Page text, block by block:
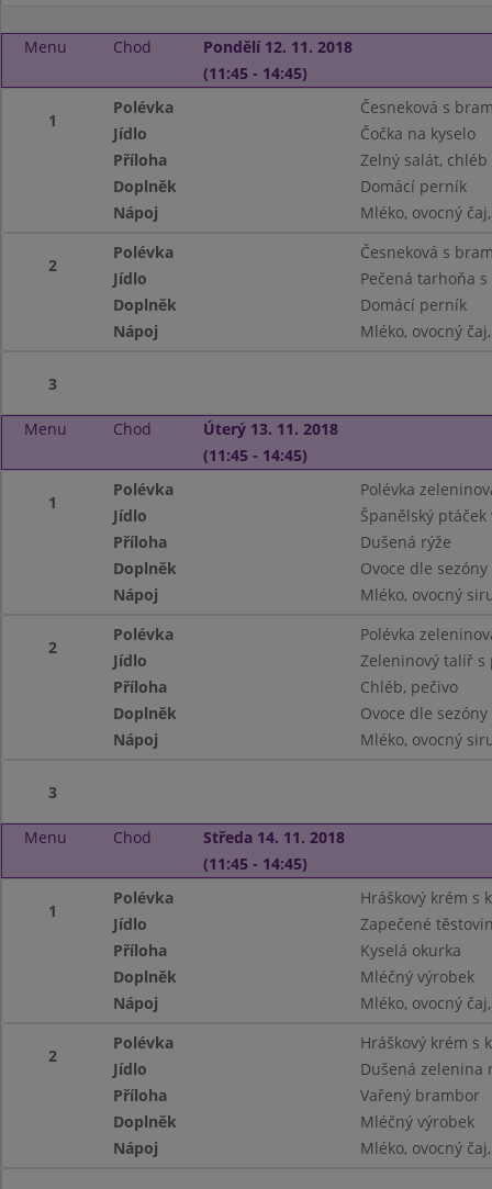
Menu Chod
Pondělí 12. 11. 2018
(11:45 - 14:45)
1
Polévka
Česneková s
Jídlo
Čočka na kyselo
Příloha
Zelný salát, chléb
Doplněk
Domácí perník
Nápoj
Mléko, ovocný
2
Polévka
Česneková s
Jídlo
Pečená tarhoňa
Doplněk
Domácí perník
Nápoj
Mléko, ovocný
3
Menu Chod
Úterý 13. 11. 2018
(11:45 - 14:45)
1
Polévka
Polévka
Jídlo
Španělský
Příloha
Dušená rýže
Doplněk
Ovoce dle sezóny
Nápoj
Mléko, ovocný
2
Polévka
Polévka
Jídlo
Zeleninový talíř s
Příloha
Chléb, pečivo
Doplněk
Ovoce dle sezóny
Nápoj
Mléko, ovocný
3
Menu Chod
Středa 14. 11. 2018
(11:45 - 14:45)
1
Polévka
Hráškový krém s
Jídlo
Zapečené
Příloha
Kyselá okurka
Doplněk
Mléčný výrobek
Nápoj
Mléko, ovocný
2
Polévka
Hráškový krém s
Jídlo
Dušená zelenina
Příloha
Vařený brambor
Doplněk
Mléčný výrobek
Nápoj
Mléko, ovocný